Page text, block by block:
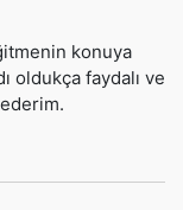
konuya
oldukça faydalı ve